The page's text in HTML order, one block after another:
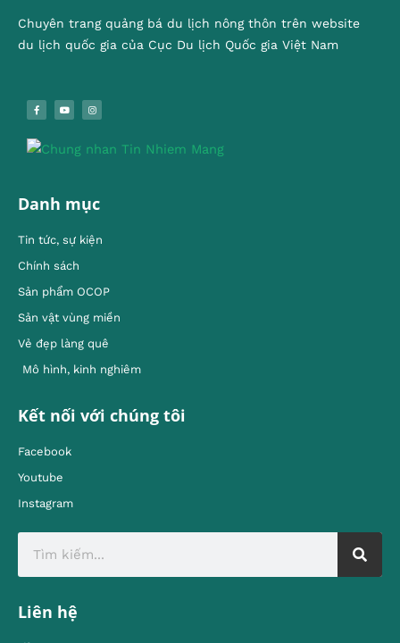
Chuyên trang quảng bá du lịch nông thôn trên website
du lịch quốc gia của Cục Du lịch Quốc gia Việt Nam
Danh mục
Tin tức, sự kiện
Chính sách
Sản phẩm OCOP
Sản vật vùng miền
Vẻ đẹp làng quê
Mô hình, kinh nghiêm
Kết nối với chúng tôi
Facebook
Youtube
Instagram
Liên hệ